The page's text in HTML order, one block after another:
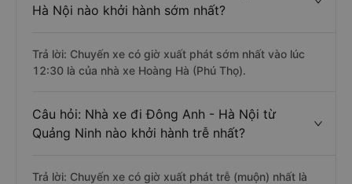
Hà Nội nào khởi hành sớm nhất?
Trả lời: Chuyến xe có giờ xuất phát sớm nhất vào lúc
12:30 là của nhà xe Hoàng Hà (Phú Thọ).
Câu hỏi: Nhà xe đi Đông Anh - Hà Nội từ
Quảng Ninh nào khởi hành trễ nhất?
Trả lời: Chuyến xe có giờ xuất phát trễ (muộn) nhất là